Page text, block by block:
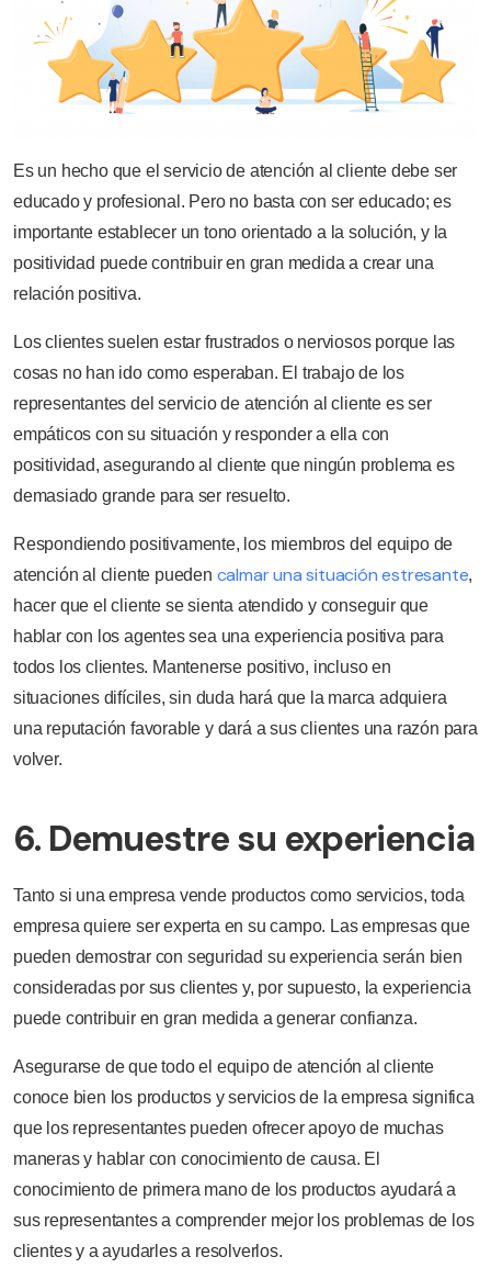
Es un hecho que el servicio de atención al cliente debe ser
educado y profesional. Pero no basta con ser educado; es
importante establecer un tono orientado a la solución, y la
positividad puede contribuir en gran medida a crear una
relación positiva.
Los clientes suelen estar frustrados o nerviosos porque las
cosas no han ido como esperaban. El trabajo de los
representantes del servicio de atención al cliente es ser
empáticos con su situación y responder a ella con
positividad, asegurando al cliente que ningún problema es
demasiado grande para ser resuelto.
Respondiendo positivamente, los miembros del equipo de
atención al cliente pueden calmar una situación estresante,
hacer que el cliente se sienta atendido y conseguir que
hablar con los agentes sea una experiencia positiva para
todos los clientes. Mantenerse positivo, incluso en
situaciones difíciles, sin duda hará que la marca adquiera
una reputación favorable y dará a sus clientes una razón para
volver.
6. Demuestre su experiencia
Tanto si una empresa vende productos como servicios, toda
empresa quiere ser experta en su campo. Las empresas que
pueden demostrar con seguridad su experiencia serán bien
consideradas por sus clientes y, por supuesto, la experiencia
puede contribuir en gran medida a generar confianza.
Asegurarse de que todo el equipo de atención al cliente
conoce bien los productos y servicios de la empresa significa
que los representantes pueden ofrecer apoyo de muchas
maneras y hablar con conocimiento de causa. El
conocimiento de primera mano de los productos ayudará a
sus representantes a comprender mejor los problemas de los
clientes y a ayudarles a resolverlos.